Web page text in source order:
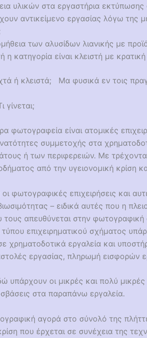
υλικών στα εργαστήρια
αντικείμενο εργασίας λόγω της
των αλυσίδων λιανικής με
η κατηγορία είναι κλειστή με
ή κλειστά; Μα φυσικά εν τοις
γίνεται;
φωτογραφεία είναι ατομικές
συμμετοχής στα
ή των περιφερειών. Με
από την υγειονομική κρίση
φωτογραφικές επιχειρήσεις και
– ειδικά αυτές που η
τους απευθύνεται στην
επιχειρηματικού σχήματος
χρηματοδοτικά εργαλεία και
εργασίας, πληρωμή εισφορών
υπάρχουν οι μικρές και πολύ
στα παραπάνω εργαλεία.
αγορά στο σύνολό της
που έρχεται σε συνέχεια της